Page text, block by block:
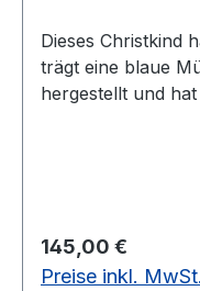
Dieses Christkind
trägt eine blaue
hergestellt und
Regulärer Preis:
145,00 €
Preise inkl.